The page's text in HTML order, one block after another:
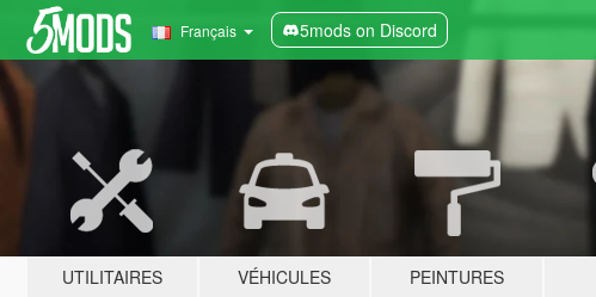
Français 5mods on Discord
UTILITAIRES VÉHICULES PEINTURES